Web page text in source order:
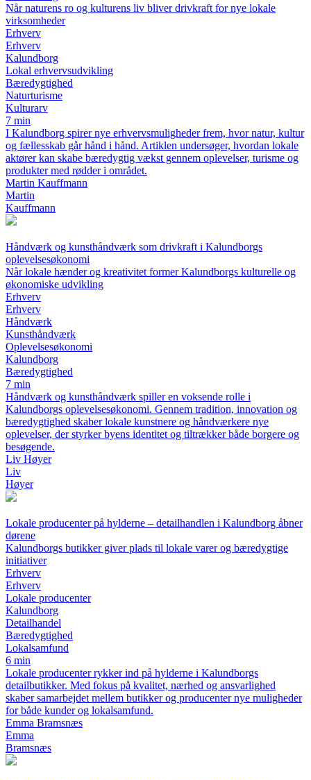
Når naturens ro og kulturens liv bliver drivkraft for nye lokale
virksomheder
Erhverv
Erhverv
Kalundborg
Lokal erhvervsudvikling
Bæredygtighed
Naturturisme
Kulturarv
7 min
I Kalundborg spirer nye erhvervsmuligheder frem, hvor natur, kultur
og fællesskab går hånd i hånd. Artiklen undersøger, hvordan lokale
aktører kan skabe bæredygtig vækst gennem oplevelser, turisme og
produkter med rødder i området.
Martin Kauffmann
Martin
Kauffmann
Håndværk og kunsthåndværk som drivkraft i Kalundborgs
oplevelsesøkonomi
Når lokale hænder og kreativitet former Kalundborgs kulturelle og
økonomiske udvikling
Erhverv
Erhverv
Håndværk
Kunsthåndværk
Oplevelsesøkonomi
Kalundborg
Bæredygtighed
7 min
Håndværk og kunsthåndværk spiller en voksende rolle i
Kalundborgs oplevelsesøkonomi. Gennem tradition, innovation og
bæredygtighed skaber lokale kunstnere og håndværkere nye
oplevelser, der styrker byens identitet og tiltrækker både borgere og
besøgende.
Liv Høyer
Liv
Høyer
Lokale producenter på hylderne – detailhandlen i Kalundborg åbner
dørene
Kalundborgs butikker giver plads til lokale varer og bæredygtige
initiativer
Erhverv
Erhverv
Lokale producenter
Kalundborg
Detailhandel
Bæredygtighed
Lokalsamfund
6 min
Lokale producenter rykker ind på hylderne i Kalundborgs
detailbutikker. Med fokus på kvalitet, nærhed og ansvarlighed
skaber samarbejdet mellem butikker og producenter nye muligheder
for både kunder og lokalsamfund.
Emma Bramsnæs
Emma
Bramsnæs